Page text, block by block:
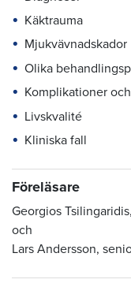
Käktrauma
Mjukvävnadskador
Olika
Komplikationer
Livskvalité
Kliniska fall
Föreläsare
Georgios
och
Lars Andersson,